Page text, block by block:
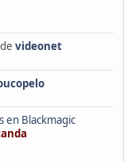
videonet
en Blackmagic